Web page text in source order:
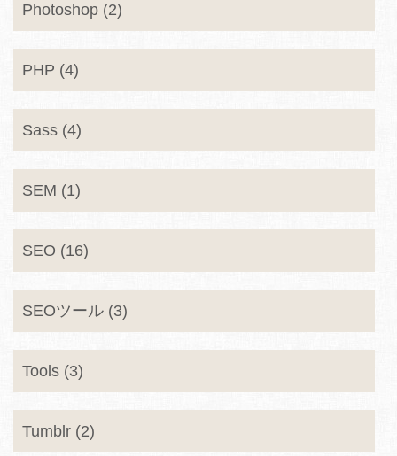
Photoshop (2)
PHP (4)
Sass (4)
SEM (1)
SEO (16)
SEOツール (3)
Tools (3)
Tumblr (2)